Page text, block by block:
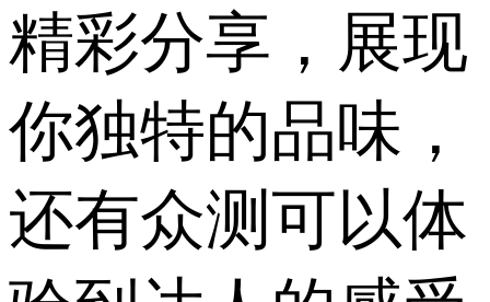
精彩分享，展现
你独特的品味，
还有众测可以体